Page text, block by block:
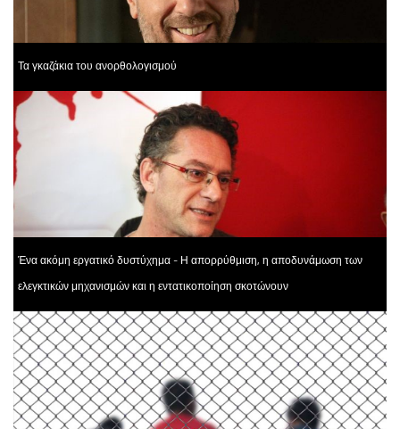
Τα γκαζάκια του ανορθολογισμού
Ένα ακόμη εργατικό δυστύχημα - Η απορρύθμιση, η αποδυνάμωση των
ελεγκτικών μηχανισμών και η εντατικοποίηση σκοτώνουν